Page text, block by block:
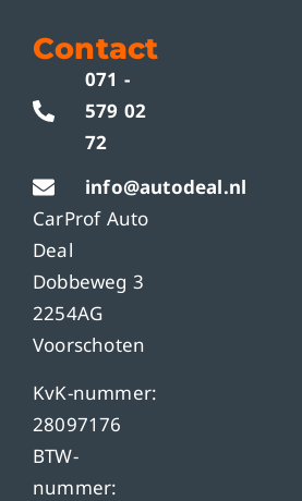
Contact
071 -
579 02
72
info@autodeal.nl
CarProf Auto
Deal
Dobbeweg 3
2254AG
Voorschoten
KvK-nummer:
28097176
BTW-
nummer: